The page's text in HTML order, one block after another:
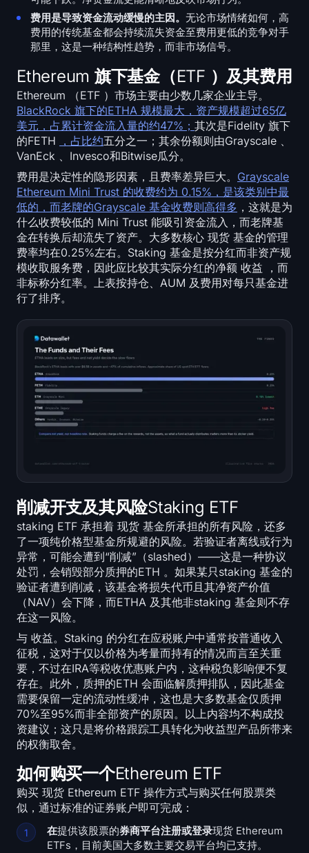
费用是导致资金流动缓慢的主因。 无论市场情绪如何，高
费用的传统基金都会持续流失资金至费用更低的竞争对手
那里，这是一种结构性趋势，而非市场信号。
Ethereum 旗下基金（ETF ）及其费用
Ethereum （ETF ）市场主要由少数几家企业主导。
BlackRock 旗下的ETHA 规模最大，资产规模超过65亿
美元，占累计资金流入量的约47%； 其次是Fidelity 旗下
的FETH
，占比约五分之一；其余份额则由Grayscale 、
VanEck 、Invesco和Bitwise瓜分。
费用是决定性的隐形因素，且费率差异巨大。 Grayscale
Ethereum Mini Trust 的收费约为 0.15%，是该类别中最
低的，而老牌的Grayscale 基金收费则高得多 ，这就是为
什么收费较低的 Mini Trust 能吸引资金流入，而老牌基
金在转换后却流失了资产。大多数核心 现货 基金的管理
费率均在0.25%左右。Staking 基金是按分红而非资产规
模收取服务费，因此应比较其实际分红的净额 收益 ，而
非标称分红率。上表按持仓、AUM 及费用对每只基金进
行了排序。
削减开支及其风险Staking ETF
staking ETF 承担着 现货 基金所承担的所有风险，还多
了一项纯价格型基金所规避的风险。若验证者离线或行为
异常，可能会遭到“削减”（slashed）——这是一种协议
处罚，会销毁部分质押的ETH 。如果某只staking 基金的
验证者遭到削减，该基金将损失代币且其净资产价值
（NAV）会下降，而ETHA 及其他非staking 基金则不存
在这一风险。
与 收益。Staking 的分红在应税账户中通常按普通收入
征税，这对于仅以价格为考量而持有的情况而言至关重
要，不过在IRA等税收优惠账户内，这种税负影响便不复
存在。此外，质押的ETH 会面临解质押排队，因此基金
需要保留一定的流动性缓冲，这也是大多数基金仅质押
70%至95%而非全部资产的原因。以上内容均不构成投
资建议；这只是将价格跟踪工具转化为收益型产品所带来
的权衡取舍。
如何购买一个Ethereum ETF
购买 现货 Ethereum ETF 操作方式与购买任何股票类
似，通过标准的证券账户即可完成：
在提供该股票的券商平台注册或登录现货 Ethereum
ETFs，目前美国大多数主要交易平台均已支持。